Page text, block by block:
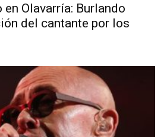
Olavarría: Burlando
del cantante por los